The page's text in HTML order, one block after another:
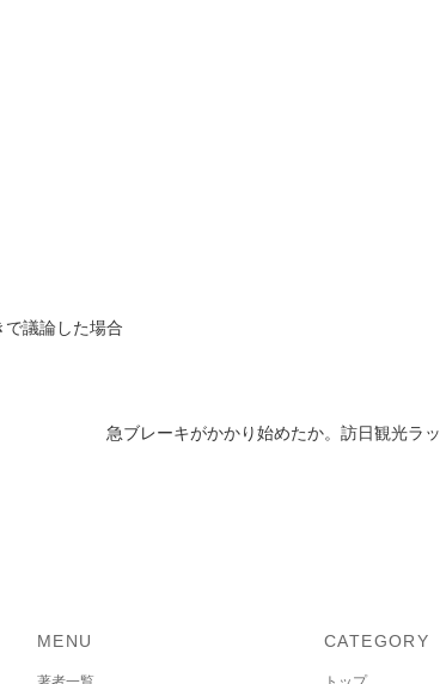
議論した場合
急ブレーキがかかり始めたか。訪日観光ラ
MENU CATEGORY